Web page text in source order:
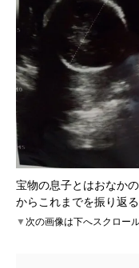
宝物の息子とはおなか
からこれまでを振り返る
▼次の画像は下へスクロー